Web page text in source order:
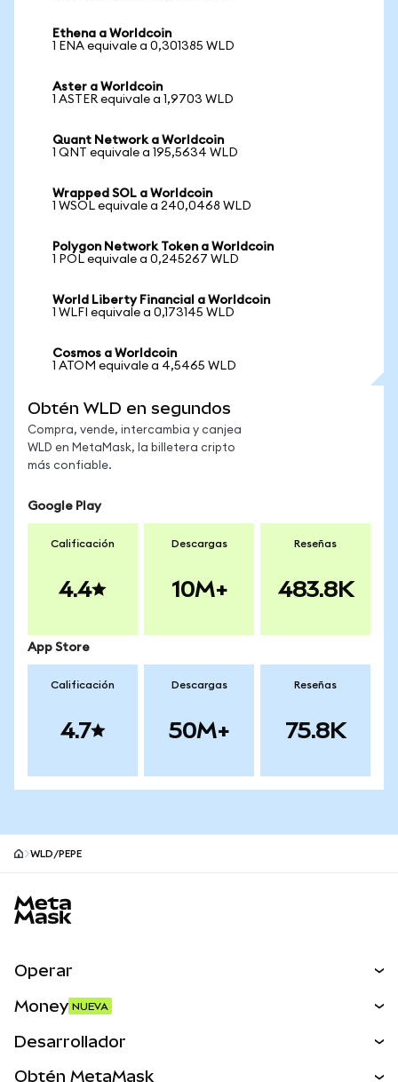
Ethena a Worldcoin
1 ENA equivale a 0,301385 WLD
Aster a Worldcoin
1 ASTER equivale a 1,9703 WLD
Quant Network a Worldcoin
1 QNT equivale a 195,5634 WLD
Wrapped SOL a Worldcoin
1 WSOL equivale a 240,0468 WLD
Polygon Network Token a Worldcoin
1 POL equivale a 0,245267 WLD
World Liberty Financial a Worldcoin
1 WLFI equivale a 0,173145 WLD
Cosmos a Worldcoin
1 ATOM equivale a 4,5465 WLD
Obtén WLD en segundos
Compra, vende, intercambia y canjea
WLD en MetaMask, la billetera cripto
más confiable.
Google Play
Calificación
4.4
Descargas
10M+
Reseñas
483.8K
App Store
Calificación
4.7
Descargas
50M+
Reseñas
75.8K
WLD/PEPE
Operar
Money NUEVA
Desarrollador
Obtén MetaMask